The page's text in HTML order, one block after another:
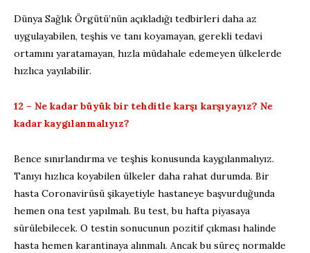
Dünya Sağlık Örgütü’nün açıkladığı tedbirleri daha az
uygulayabilen, teşhis ve tanı koyamayan, gerekli tedavi
ortamını yaratamayan, hızla müdahale edemeyen ülkelerde
hızlıca yayılabilir.
12 – Ne kadar büyük bir tehditle karşı karşıyayız? Ne
kadar kaygılanmalıyız?
Bence sınırlandırma ve teşhis konusunda kaygılanmalıyız.
Tanıyı hızlıca koyabilen ülkeler daha rahat durumda. Bir
hasta Coronavirüsü şikayetiyle hastaneye başvurduğunda
hemen ona test yapılmalı. Bu test, bu hafta piyasaya
sürülebilecek. O testin sonucunun pozitif çıkması halinde
hasta hemen karantinaya alınmalı. Ancak bu süreç normalde